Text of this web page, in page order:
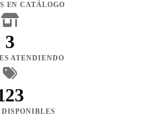
EN CATÁLOGO
3
ATENDIENDO